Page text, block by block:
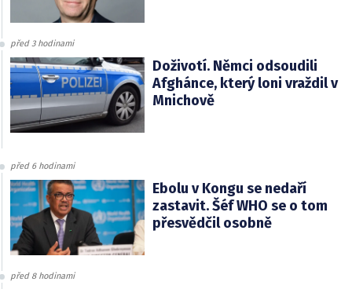
před 3 hodinami
Doživotí. Němci odsoudili
Afghánce, který loni vraždil v
Mnichově
před 6 hodinami
Ebolu v Kongu se nedaří
zastavit. Šéf WHO se o tom
přesvědčil osobně
před 8 hodinami